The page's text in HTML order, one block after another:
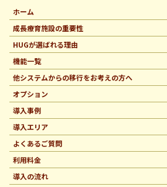
ホーム
成長療育施設の重要性
HUGが選ばれる理由
機能一覧
他システムからの移行をお考えの方へ
オプション
導入事例
導入エリア
よくあるご質問
利用料金
導入の流れ